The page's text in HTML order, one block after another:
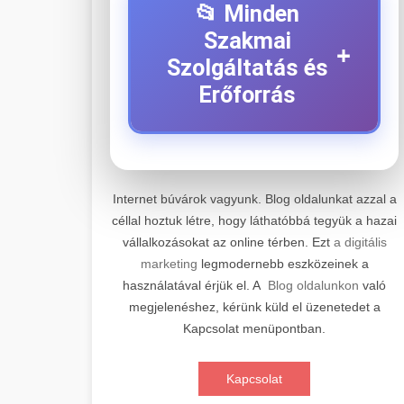
📂 Minden
Szakmai
Szolgáltatás és
Erőforrás
+
+
Professzionális elektromos roller
javítási és karbantartási szolgáltatások.
Szakértő technikusaink minőségi
szervízt nyújtanak minden jelentős
márkához és modellhez.
Szervizközpont Látogatása
📊 2. Online Marketing
Ügynökség
+
Átfogó online marketing
szolgáltatások, beleértve a SEO-t,
közösségi média kezelést és digitális
hirdetéseket. Növekedés elérése
Elektromos Roller
Internet búvárok vagyunk. Blog oldalunkat azzal a
céllal hoztuk létre, hogy láthatóbbá tegyük a hazai
vállalkozásokat az online térben. Ezt a digitális
marketing legmodernebb eszközeinek a
használatával érjük el. A Blog oldalunkon való
megjelenéshez, kérünk küld el üzenetedet a
Kapcsolat menüpontban.
Kapcsolat